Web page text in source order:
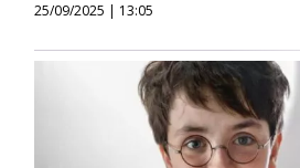
25/09/2025 | 13:05